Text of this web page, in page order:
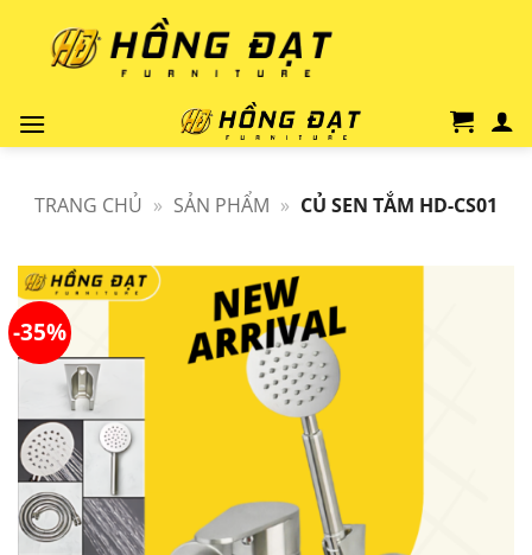
TRANG CHỦ » SẢN PHẨM » CỦ SEN TẮM HD-CS01
-35%